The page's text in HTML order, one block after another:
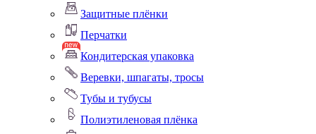
Защитные плёнки
Перчатки
Кондитерская упаковка
Веревки, шпагаты, тросы
Тубы и тубусы
Полиэтиленовая плёнка